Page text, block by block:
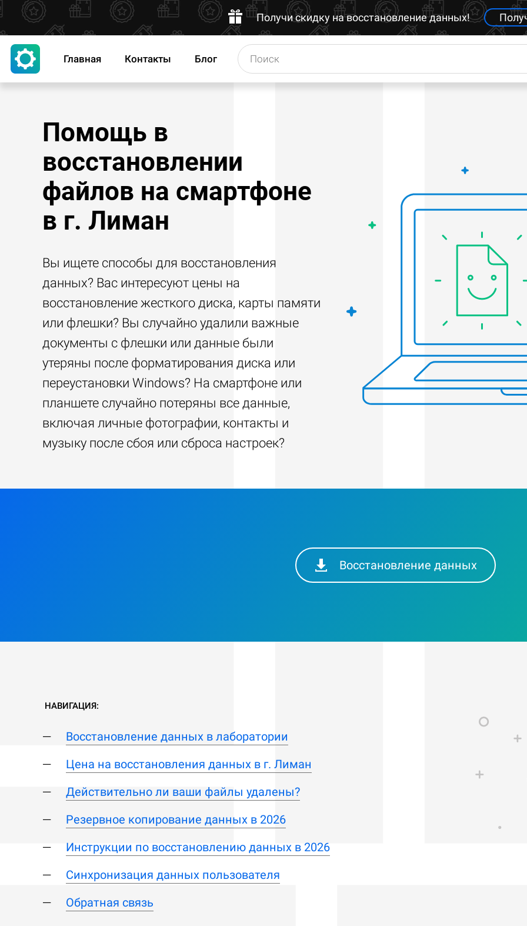
Получи скидку на восстановление данных!
Главная Контакты Блог
Помощь в
восстановлении
файлов на смартфоне
в г. Лиман
Вы ищете способы для восстановления
данных? Вас интересуют цены на
восстановление жесткого диска, карты памяти
или флешки? Вы случайно удалили важные
документы с флешки или данные были
утеряны после форматирования диска или
переустановки Windows? На смартфоне или
планшете случайно потеряны все данные,
включая личные фотографии, контакты и
музыку после сбоя или сброса настроек?
Восстановление данных
НАВИГАЦИЯ:
Восстановление данных в лаборатории
Цена на восстановления данных в г. Лиман
Действительно ли ваши файлы удалены?
Резервное копирование данных в 2026
Инструкции по восстановлению данных в 2026
Синхронизация данных пользователя
Обратная связь